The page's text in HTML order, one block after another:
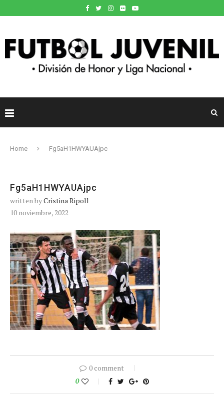
Home Fg5aH1HWYAUAjpc
Fg5aH1HWYAUAjpc
written byCristina Ripoll
10 noviembre, 2022
0 comment
0